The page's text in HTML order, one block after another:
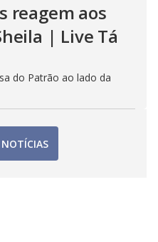
reagem aos
| Live Tá
do Patrão ao lado da